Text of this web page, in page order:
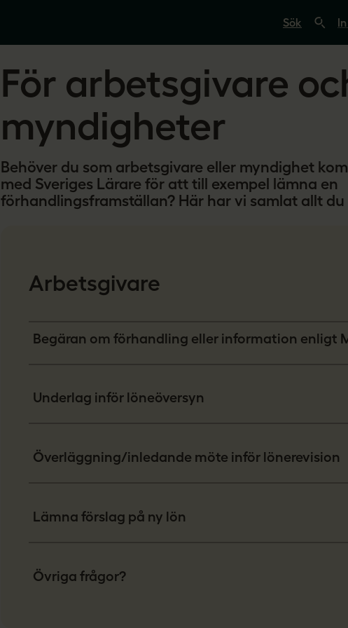
ö
p
v
e
l
ä
r
a
För arbetsgivare
myndigheter
Behöver du som arbetsgivare eller myndighet
med Sveriges Lärare för att till exempel lämna en
förhandlingsframställan? Här har vi samlat allt du
Arbetsgivare
Begäran om förhandling eller information enligt
Underlag inför löneöversyn
Överläggning/inledande möte inför lönerevision
Lämna förslag på ny lön
Övriga frågor?